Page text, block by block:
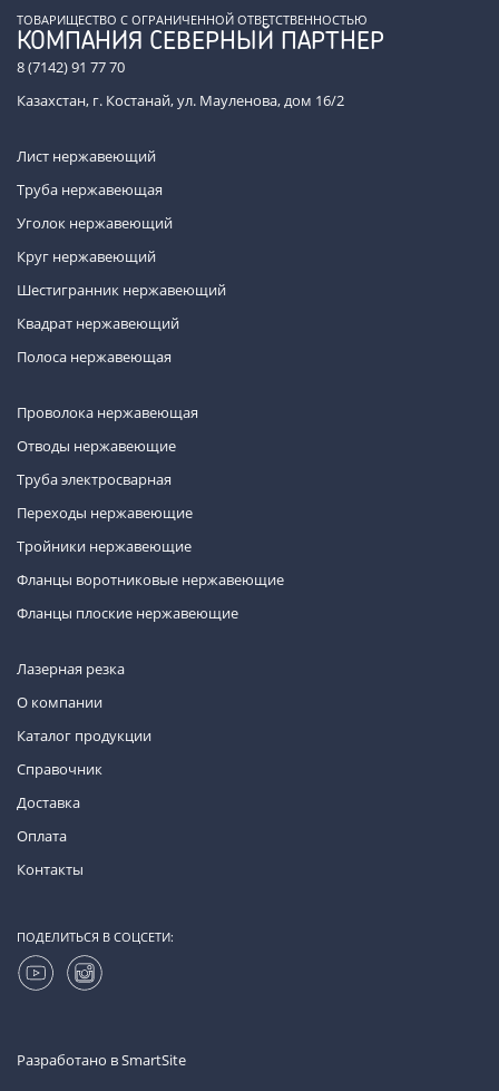
ТОВАРИЩЕСТВО С ОГРАНИЧЕННОЙ ОТВЕТСТВЕННОСТЬЮ
КОМПАНИЯ СЕВЕРНЫЙ ПАРТНЕР
8 (7142) 91 77 70
Казахстан, г. Костанай, ул. Мауленова, дом 16/2
Лист нержавеющий
Труба нержавеющая
Уголок нержавеющий
Круг нержавеющий
Шестигранник нержавеющий
Квадрат нержавеющий
Полоса нержавеющая
Проволока нержавеющая
Отводы нержавеющие
Труба электросварная
Переходы нержавеющие
Тройники нержавеющие
Фланцы воротниковые нержавеющие
Фланцы плоские нержавеющие
Лазерная резка
О компании
Каталог продукции
Справочник
Доставка
Оплата
Контакты
ПОДЕЛИТЬСЯ В СОЦСЕТИ:
Разработано вSmartSite